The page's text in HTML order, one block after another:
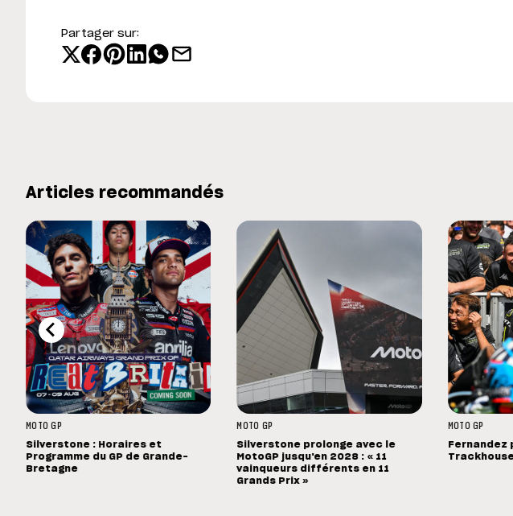
Partager sur:
Articles recommandés
MOTO GP
Silverstone : Horaires et
Programme du GP de Grande-
Bretagne
MOTO GP
Silverstone prolonge avec le
MotoGP jusqu'en 2028 : « 11
vainqueurs différents en 11
Grands Prix »
MOTO GP
Fernandez